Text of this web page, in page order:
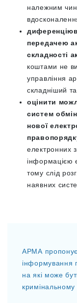
належним
передачею
складності
коштами не
управління
складніший
оцінити
систем
нової
електронних
інформацією
тому слід
наявних
АРМА пропонує
інформування
на які може
кримінальному